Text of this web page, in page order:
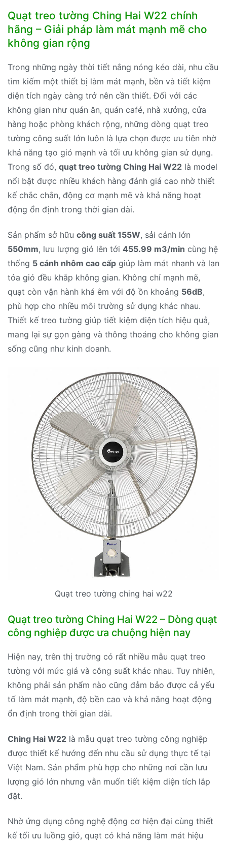
lượng
Quạt treo tường Ching Hai W22 chính
hãng – Giải pháp làm mát mạnh mẽ cho
không gian rộng
Trong những ngày thời tiết nắng nóng kéo dài, nhu cầu
tìm kiếm một thiết bị làm mát mạnh, bền và tiết kiệm
diện tích ngày càng trở nên cần thiết. Đối với các
không gian như quán ăn, quán café, nhà xưởng, cửa
hàng hoặc phòng khách rộng, những dòng quạt treo
tường công suất lớn luôn là lựa chọn được ưu tiên nhờ
khả năng tạo gió mạnh và tối ưu không gian sử dụng.
Trong số đó, quạt treo tường Ching Hai W22 là model
nổi bật được nhiều khách hàng đánh giá cao nhờ thiết
kế chắc chắn, động cơ mạnh mẽ và khả năng hoạt
động ổn định trong thời gian dài.
Sản phẩm sở hữu công suất 155W, sải cánh lớn
550mm, lưu lượng gió lên tới 455.99 m3/min cùng hệ
thống 5 cánh nhôm cao cấp giúp làm mát nhanh và lan
tỏa gió đều khắp không gian. Không chỉ mạnh mẽ,
quạt còn vận hành khá êm với độ ồn khoảng 56dB,
phù hợp cho nhiều môi trường sử dụng khác nhau.
Thiết kế treo tường giúp tiết kiệm diện tích hiệu quả,
mang lại sự gọn gàng và thông thoáng cho không gian
sống cũng như kinh doanh.
Quạt treo tường ching hai w22
Quạt treo tường Ching Hai W22 – Dòng quạt
công nghiệp được ưa chuộng hiện nay
Hiện nay, trên thị trường có rất nhiều mẫu quạt treo
tường với mức giá và công suất khác nhau. Tuy nhiên,
không phải sản phẩm nào cũng đảm bảo được cả yếu
tố làm mát mạnh, độ bền cao và khả năng hoạt động
ổn định trong thời gian dài.
Ching Hai W22 là mẫu quạt treo tường công nghiệp
được thiết kế hướng đến nhu cầu sử dụng thực tế tại
Việt Nam. Sản phẩm phù hợp cho những nơi cần lưu
lượng gió lớn nhưng vẫn muốn tiết kiệm diện tích lắp
đặt.
Nhờ ứng dụng công nghệ động cơ hiện đại cùng thiết
kế tối ưu luồng gió, quạt có khả năng làm mát hiệu